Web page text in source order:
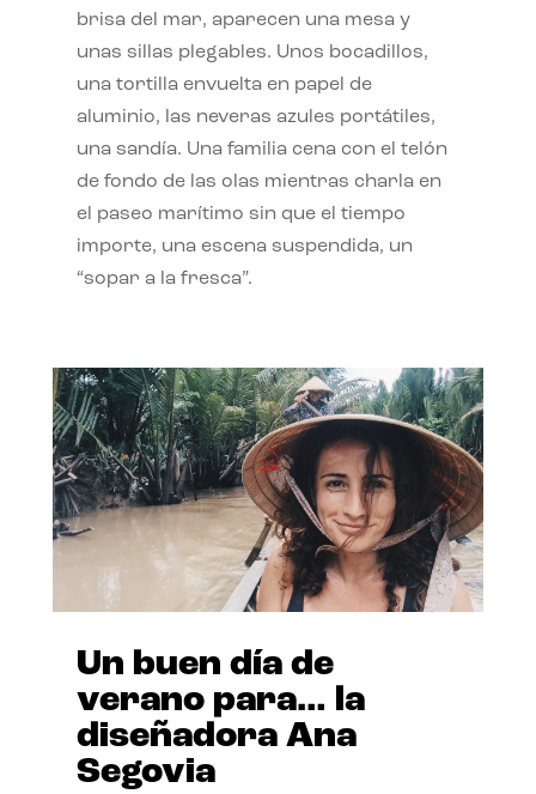
brisa del mar, aparecen una mesa y
unas sillas plegables. Unos bocadillos,
una tortilla envuelta en papel de
aluminio, las neveras azules portátiles,
una sandía. Una familia cena con el telón
de fondo de las olas mientras charla en
el paseo marítimo sin que el tiempo
importe, una escena suspendida, un
“sopar a la fresca”.
Un buen día de
verano para… la
diseñadora Ana
Segovia